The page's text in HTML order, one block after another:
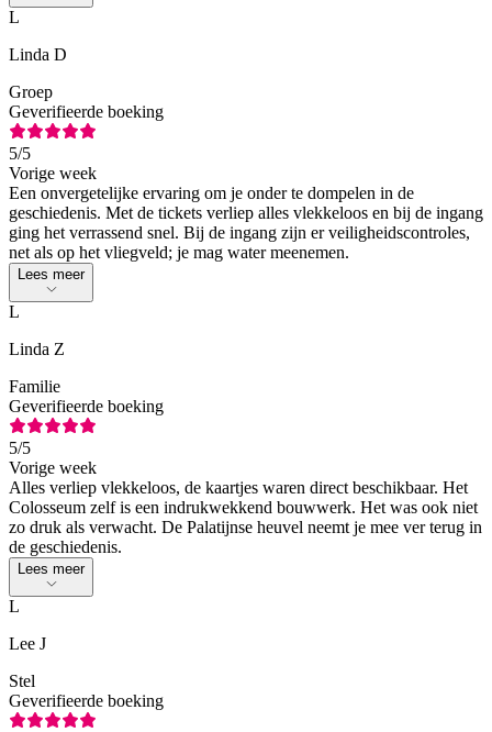
L
Linda D
Groep
Geverifieerde boeking
5/5
Vorige week
Een onvergetelijke ervaring om je onder te dompelen in de
geschiedenis. Met de tickets verliep alles vlekkeloos en bij de ingang
ging het verrassend snel. Bij de ingang zijn er veiligheidscontroles,
net als op het vliegveld; je mag water meenemen.
Lees meer
L
Linda Z
Familie
Geverifieerde boeking
5/5
Vorige week
Alles verliep vlekkeloos, de kaartjes waren direct beschikbaar. Het
Colosseum zelf is een indrukwekkend bouwwerk. Het was ook niet
zo druk als verwacht. De Palatijnse heuvel neemt je mee ver terug in
de geschiedenis.
Lees meer
L
Lee J
Stel
Geverifieerde boeking